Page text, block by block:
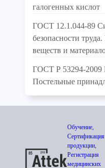
галогенных кислот
ГОСТ 12.1.044-89
безопасности
веществ и
ГОСТ Р 53294-2009
Постельные
Обучение,
Сертификация
продукции,
Регистрация
медицинских